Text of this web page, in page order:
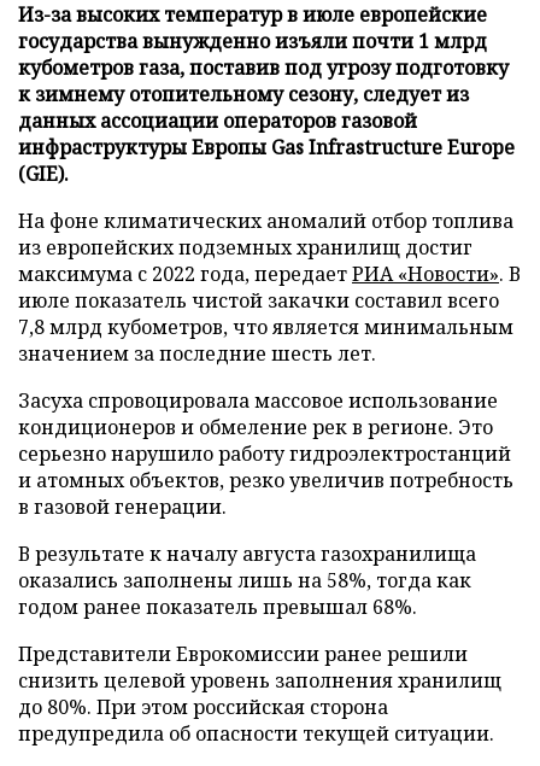
Из-за высоких температур в июле европейские
государства вынужденно изъяли почти 1 млрд
кубометров газа, поставив под угрозу подготовку
к зимнему отопительному сезону, следует из
данных ассоциации операторов газовой
инфраструктуры Европы Gas Infrastructure Europe
(GIE).
На фоне климатических аномалий отбор топлива
из европейских подземных хранилищ достиг
максимума с 2022 года, передаетРИА «Новости». В
июле показатель чистой закачки составил всего
7,8 млрд кубометров, что является минимальным
значением за последние шесть лет.
Засуха спровоцировала массовое использование
кондиционеров и обмеление рек в регионе. Это
серьезно нарушило работу гидроэлектростанций
и атомных объектов, резко увеличив потребность
в газовой генерации.
В результате к началу августа газохранилища
оказались заполнены лишь на 58%, тогда как
годом ранее показатель превышал 68%.
Представители Еврокомиссии ранее решили
снизить целевой уровень заполнения хранилищ
до 80%. При этом российская сторона
предупредила об опасности текущей ситуации.